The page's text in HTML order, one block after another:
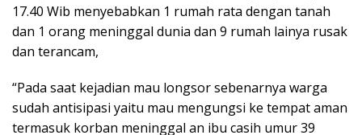
17.40 Wib menyebabkan 1 rumah rata dengan tanah
dan 1 orang meninggal dunia dan 9 rumah lainya rusak
dan terancam,
“Pada saat kejadian mau longsor sebenarnya warga
sudah antisipasi yaitu mau mengungsi ke tempat aman
termasuk korban meninggal an ibu casih umur 39